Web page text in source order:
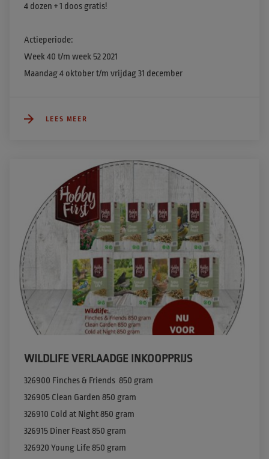
4 dozen + 1 doos gratis! ​
Actieperiode:
Week 40 t/m week 52 2021
Maandag 4 oktober t/m vrijdag 31 december
LEES MEER
WILDLIFE VERLAADGE INKOOPPRIJS
326900 Finches & Friends  850 gram​
326905 Clean Garden 850 gram​
326910 Cold at Night 850 gram​
326915 Diner Feast 850 gram​
326920 Young Life 850 gram​